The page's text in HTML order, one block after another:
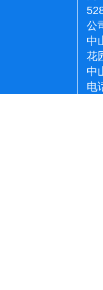
公
中
花
中
电